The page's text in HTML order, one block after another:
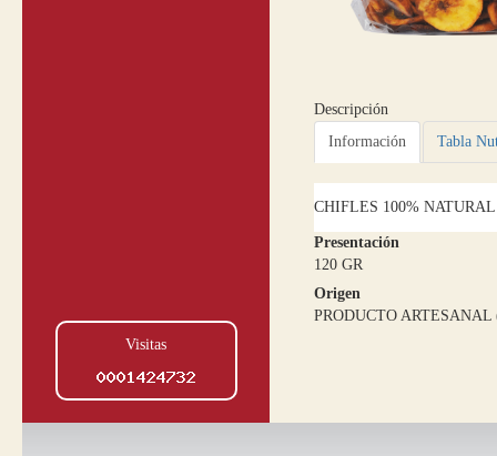
Descripción
Información
Tabla
CHIFLES 100% NATURAL
Presentación
120 GR
Origen
PRODUCTO
Visitas